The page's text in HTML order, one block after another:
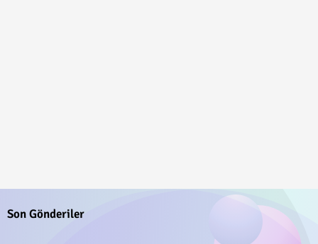
Son Gönderiler